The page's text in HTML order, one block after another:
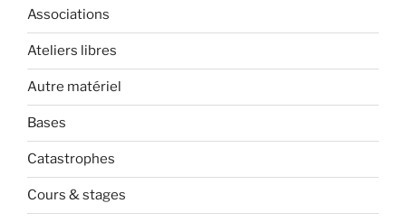
Associations
Ateliers libres
Autre matériel
Bases
Catastrophes
Cours & stages